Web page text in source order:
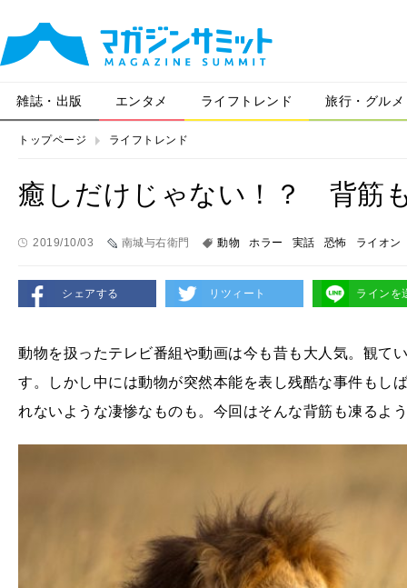
雑誌・出版 エンタメ ライフトレンド 旅行・グルメ
トップページ ライフトレンド
癒しだけじゃない！？ 背筋
2019/10/03 南城与右衛門 動物 ホラー 実話 恐怖 ライオン
シェアする リツィート ラインを
動物を扱ったテレビ番組や動画は今も昔も大人気。観て
す。しかし中には動物が突然本能を表し残酷な事件もし
れないような凄惨なものも。今回はそんな背筋も凍るよ